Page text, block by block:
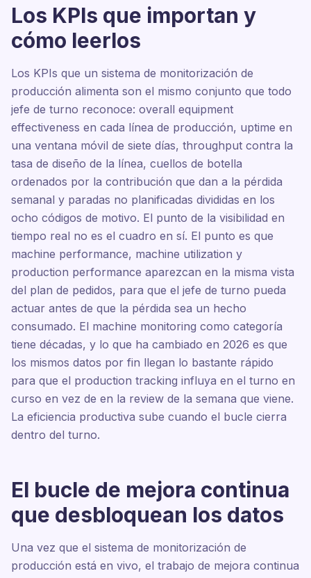
Los KPIs que importan y
cómo leerlos
Los KPIs que un sistema de monitorización de
producción alimenta son el mismo conjunto que todo
jefe de turno reconoce: overall equipment
effectiveness en cada línea de producción, uptime en
una ventana móvil de siete días, throughput contra la
tasa de diseño de la línea, cuellos de botella
ordenados por la contribución que dan a la pérdida
semanal y paradas no planificadas divididas en los
ocho códigos de motivo. El punto de la visibilidad en
tiempo real no es el cuadro en sí. El punto es que
machine performance, machine utilization y
production performance aparezcan en la misma vista
del plan de pedidos, para que el jefe de turno pueda
actuar antes de que la pérdida sea un hecho
consumado. El machine monitoring como categoría
tiene décadas, y lo que ha cambiado en 2026 es que
los mismos datos por fin llegan lo bastante rápido
para que el production tracking influya en el turno en
curso en vez de en la review de la semana que viene.
La eficiencia productiva sube cuando el bucle cierra
dentro del turno.
El bucle de mejora continua
que desbloquean los datos
Una vez que el sistema de monitorización de
producción está en vivo, el trabajo de mejora continua